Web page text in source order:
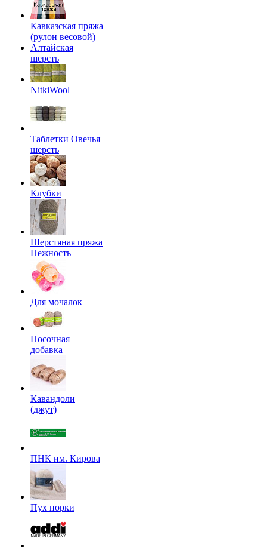
Кавказская пряжа
(рулон весовой)
Алтайская
шерсть
NitkiWool
Таблетки Овечья
шерсть
Клубки
Шерстяная пряжа
Нежность
Для мочалок
Носочная
добавка
Кавандоли
(джут)
ПНК им. Кирова
Пух норки